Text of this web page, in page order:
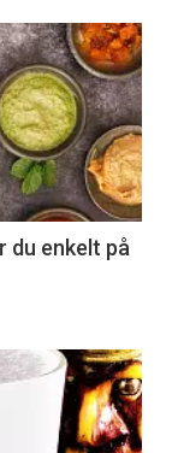
du enkelt på